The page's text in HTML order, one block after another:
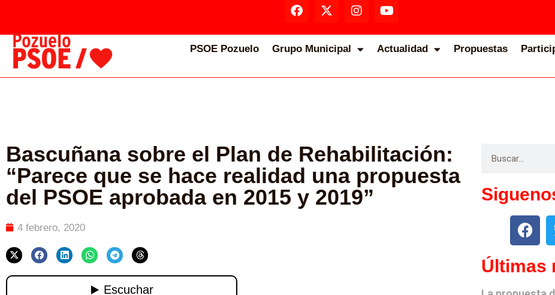
PSOE Pozuelo Grupo Municipal Actualidad Propuestas
Bascuñana sobre el Plan de Rehabilitación:
“Parece que se hace realidad una propuesta
del PSOE aprobada en 2015 y 2019”
4 febrero, 2020
Últimas